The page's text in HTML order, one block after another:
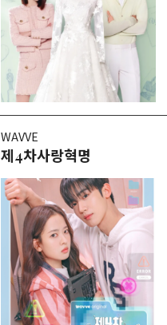
WAVVE
제4차사랑혁명